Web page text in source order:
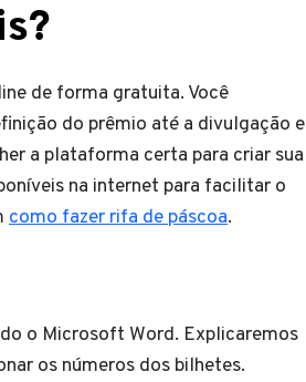
de forma gratuita. Você
do prêmio até a divulgação e
a plataforma certa para criar sua
na internet para facilitar o
como fazer rifa de páscoa.
o Microsoft Word. Explicaremos
os números dos bilhetes.